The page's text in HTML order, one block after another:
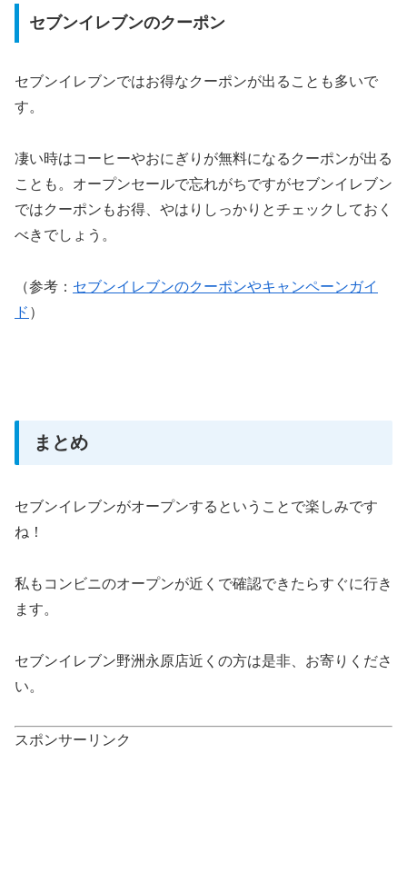
セブンイレブンのクーポン
セブンイレブンではお得なクーポンが出ることも多いで
す。
凄い時はコーヒーやおにぎりが無料になるクーポンが出る
ことも。オープンセールで忘れがちですがセブンイレブン
ではクーポンもお得、やはりしっかりとチェックしておく
べきでしょう。
（参考： セブンイレブンのクーポンやキャンペーンガイ
ド ）
まとめ
セブンイレブンがオープンするということで楽しみです
ね！
私もコンビニのオープンが近くで確認できたらすぐに行き
ます。
セブンイレブン野洲永原店近くの方は是非、お寄りくださ
い。
スポンサーリンク